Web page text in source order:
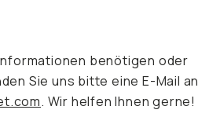
benötigen oder
Sie uns bitte eine E-Mail an
. Wir helfen Ihnen gerne!